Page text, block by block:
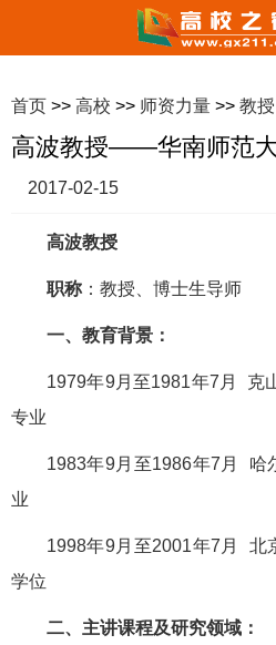
首页 >> 高校 >> 师资力量 >> 教授
高波教授——华南师范
2017-02-15
高波教授
职称 ：教授、博士生导师
一、教育背景：
1979年9月至1981年7月 克
专业
1983年9月至1986年7月 哈
业
1998年9月至2001年7月 北
学位
二、主讲课程及研究领域：